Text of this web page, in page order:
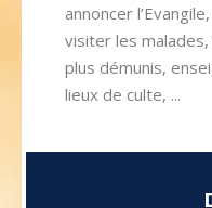
annoncer
visiter les
plus démunis,
lieux de culte, ...